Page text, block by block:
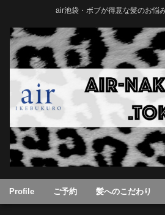
air池袋・ボブが得意な髪のお悩
Profile ご予約 髪へのこだわり